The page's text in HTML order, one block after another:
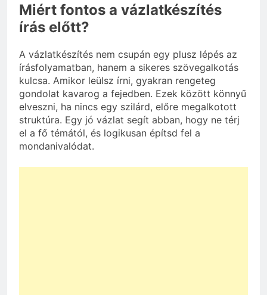
Miért fontos a vázlatkészítés
írás előtt?
A vázlatkészítés nem csupán egy plusz lépés az
írásfolyamatban, hanem a sikeres szövegalkotás
kulcsa. Amikor leülsz írni, gyakran rengeteg
gondolat kavarog a fejedben. Ezek között könnyű
elveszni, ha nincs egy szilárd, előre megalkotott
struktúra. Egy jó vázlat segít abban, hogy ne térj
el a fő témától, és logikusan építsd fel a
mondanivalódat.